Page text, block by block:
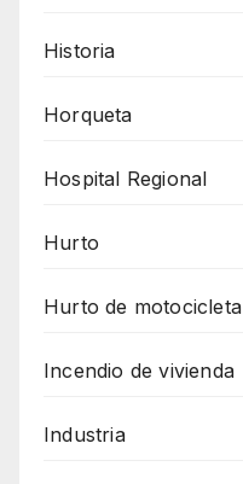
Historia
Horqueta
Hospital Regional
Hurto
Hurto de motocicleta
Incendio de vivienda
Industria